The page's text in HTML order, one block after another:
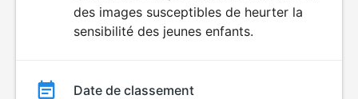
des images susceptibles de heurter la
sensibilité des jeunes enfants.
Date de classement